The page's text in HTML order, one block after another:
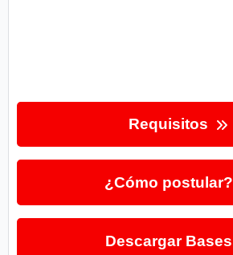
Requisitos
¿Cómo postular?
Descargar Bases